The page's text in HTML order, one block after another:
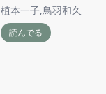
植本一子,鳥羽和久
読んでる